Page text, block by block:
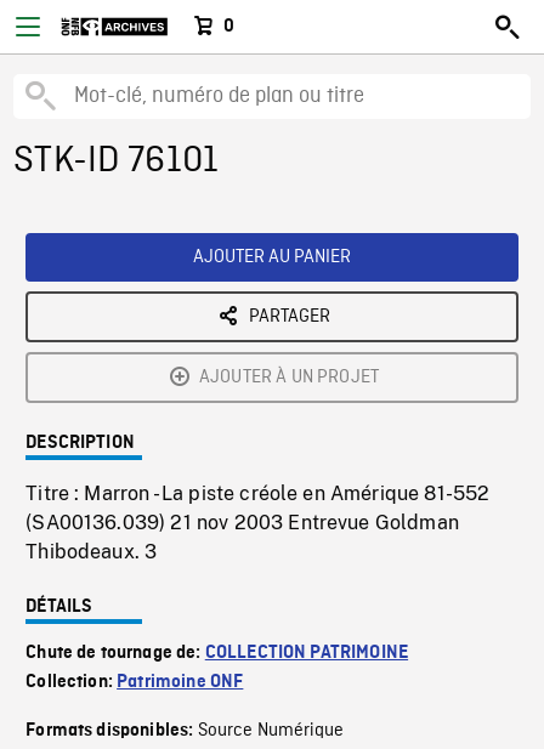
0
STK-ID 76101
AJOUTER AU PANIER
PARTAGER
AJOUTER À UN PROJET
DESCRIPTION
Titre : Marron - La piste créole en Amérique 81-552
(SA00136.039) 21 nov 2003 Entrevue Goldman
Thibodeaux. 3
DÉTAILS
Chute de tournage de: COLLECTION PATRIMOINE
Collection: Patrimoine ONF
Formats disponibles: Source Numérique